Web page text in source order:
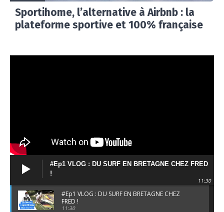
Sportihome, l’alternative à Airbnb : la
plateforme sportive et 100% française
#Ep1 VLOG : DU SURF EN BRETAGNE CHEZ FRED
!
11:30
#Ep1 VLOG : DU SURF EN BRETAGNE CHEZ
FRED !
11:30